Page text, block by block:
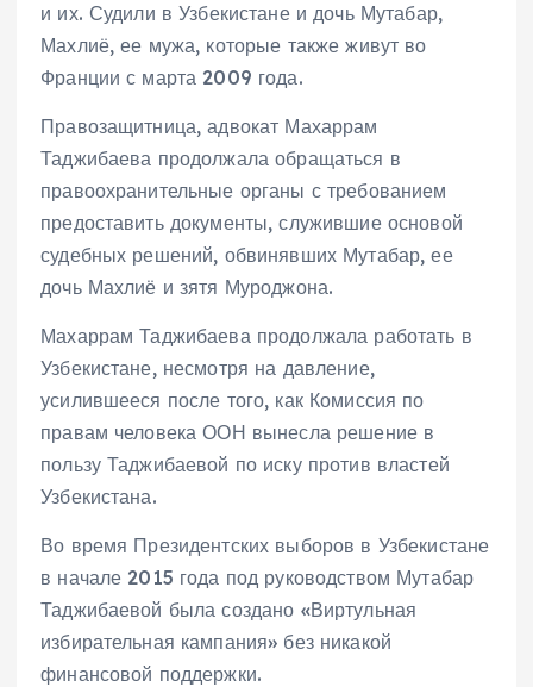
и их. Судили в Узбекистане и дочь Мутабар,
Махлиё, ее мужа, которые также живут во
Франции с марта 2009 года.
Правозащитница, адвокат Махаррам
Таджибаева продолжала обращаться в
правоохранительные органы с требованием
предоставить документы, служившие основой
судебных решений, обвинявших Мутабар, ее
дочь Махлиё и зятя Муроджона.
Махаррам Таджибаева продолжала работать в
Узбекистане, несмотря на давление,
усилившееся после того, как Комиссия по
правам человека ООН вынесла решение в
пользу Таджибаевой по иску против властей
Узбекистана.
Во время Президентских выборов в Узбекистане
в начале 2015 года под руководством Мутабар
Таджибаевой была создано «Виртульная
избирательная кампания» без никакой
финансовой поддержки.